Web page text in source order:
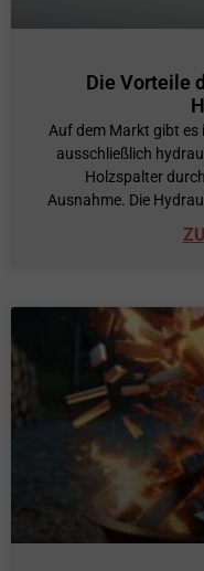
Die Vorteile
Auf dem Markt gibt es
ausschließlich
Holzspalter
Ausnahme. Die